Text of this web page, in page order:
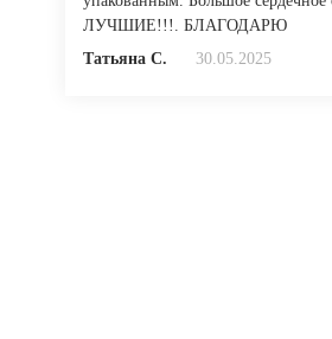
ЛУЧШИЕ!!!. БЛАГОДАРЮ
Татьяна С.
30.05.2025